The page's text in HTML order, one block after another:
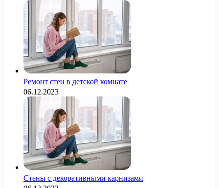
Ремонт стен в детской комнате
06.12.2023
Стены с декоративными карнизами